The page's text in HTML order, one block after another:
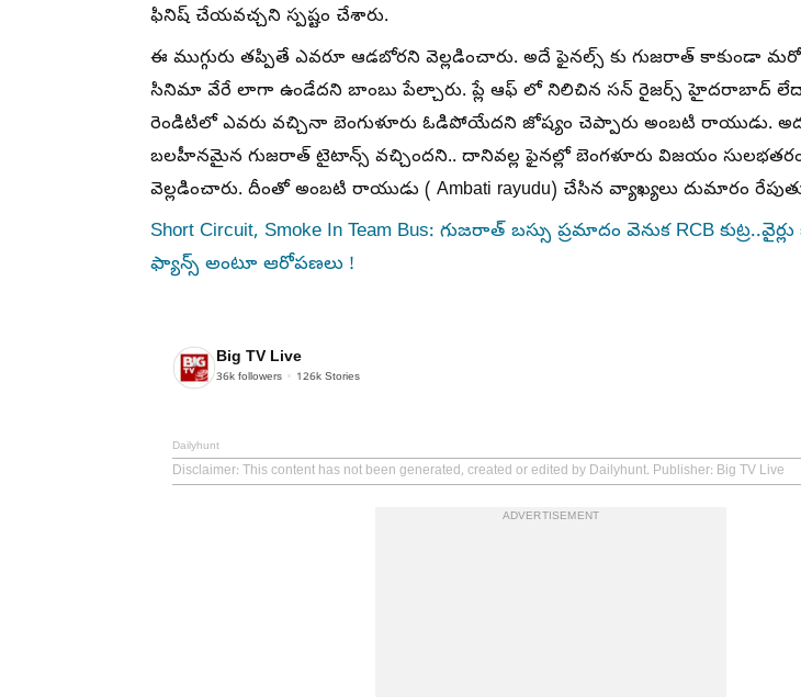
ఫినిష్ చేయవచ్చని స్పష్టం చేశారు.
ఈ ముగ్గురు తప్పితే ఎవరూ ఆడబోరని వెల్లడించారు. అదే ఫైనల్స్ కు గుజరాత్ కాకుండా మరో
సినిమా వేరే లాగా ఉండేదని బాంబు పేల్చారు. ప్లే ఆఫ్ లో నిలిచిన సన్ రైజర్స్ హైదరాబాద్
రెండిటిలో ఎవరు వచ్చినా బెంగుళూరు ఓడిపోయేదని జోష్యం చెప్పారు అంబటి రాయుడు.
బలహీనమైన గుజరాత్ టైటాన్స్ వచ్చిందని.. దానివల్ల ఫైనల్లో బెంగళూరు విజయం
వెల్లడించారు. దీంతో అంబటి రాయుడు ( Ambati rayudu) చేసిన వ్యాఖ్యలు దుమారం
Short Circuit, Smoke In Team Bus: గుజరాత్ బస్సు ప్రమాదం వెనుక RCB
ఫ్యాన్స్ అంటూ ఆరోపణలు !
Big TV Live
36k followers 126k Stories
Dailyhunt
Disclaimer: This content has not been generated, created or edited by Dailyhunt. Publisher: Big TV Live
ADVERTISEMENT